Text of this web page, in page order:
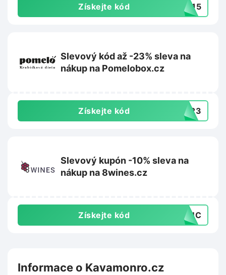
Získejte kód AL15
Slevový kód až -23% sleva na
nákup na Pomelobox.cz
Získejte kód NY23
Slevový kupón -10% sleva na
nákup na 8wines.cz
Získejte kód T3UC
Informace o Kavamonro.cz